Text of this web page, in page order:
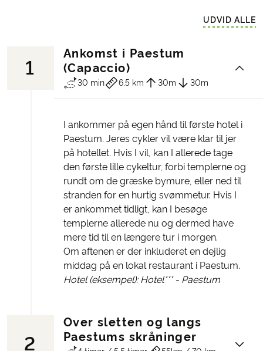
UDVID ALLE
1
Ankomst i Paestum
(Capaccio)
30 min 6,5 km 30m 30m
I ankommer på egen hånd til første hotel i
Paestum. Jeres cykler vil være klar til jer
på hotellet. Hvis I vil, kan I allerede tage
den første lille cykeltur, forbi templerne og
rundt om de græske bymure, eller ned til
stranden for en hurtig svømmetur. Hvis I
er ankommet tidligt, kan I besøge
templerne allerede nu og dermed have
mere tid til en længere tur i morgen.
Om aftenen er der inkluderet en dejlig
middag på en lokal restaurant i Paestum.
Hotel (eksempel): Hotel*** - Paestum
2
Over sletten og langs
Paestums skråninger